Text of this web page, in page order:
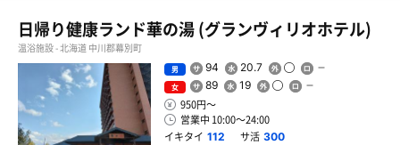
日帰り健康ランド華の湯 (グランヴィリオホテル)
温浴施設 - 北海道 中川郡幕別町
男 94 20.7
女 89 19
950円〜
営業中 10:00〜24:00
イキタイ 112 サ活 300